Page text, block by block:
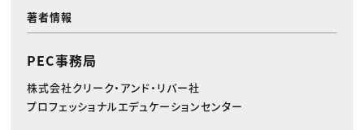
著者情報
PEC事務局
株式会社クリーク・アンド・リバー社
プロフェッショナルエデュケーションセンター